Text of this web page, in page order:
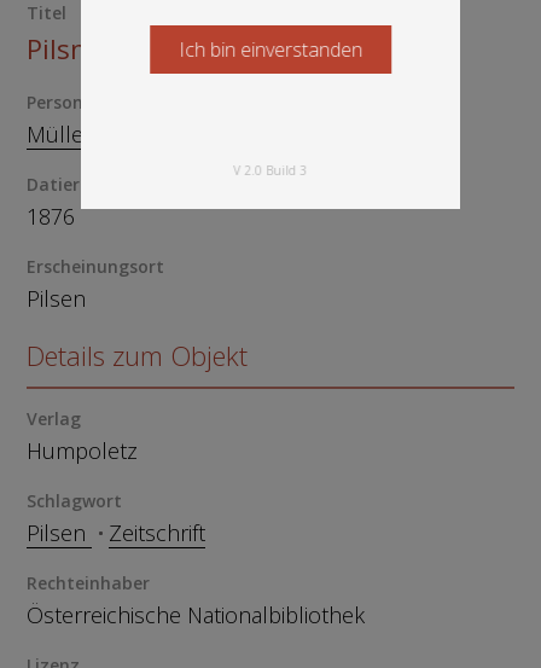
Ich bin einverstanden
Starten Sie jetzt
V 2.0 Build 3
Titel
Pilsner böse Zungen
Person
Müller, Karl J.
Datierung
1876
Erscheinungsort
Pilsen
Details zum Objekt
Verlag
Humpoletz
Schlagwort
Pilsen Zeitschrift
Rechteinhaber
Österreichische Nationalbibliothek